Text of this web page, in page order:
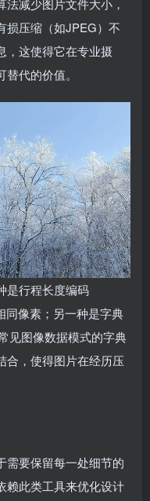
减少图片文件大小，
损压缩（如JPEG）不
，这使得它在专业摄
代的价值。
是行程长度编码
同像素；另一种是字典
见图像数据模式的字典
合，使得图片在经历压
需要保留每一处细节的
赖此类工具来优化设计